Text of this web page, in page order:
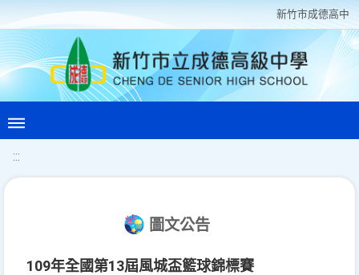
新竹巿成德高中
:::
圖文公告
109年全國第13屆風城盃籃球錦標賽